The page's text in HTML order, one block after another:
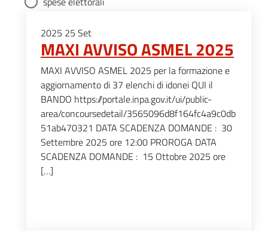
2025 25 Set
MAXI AVVISO ASMEL 2025
MAXI AVVISO ASMEL 2025 per la formazione e
aggiornamento di 37 elenchi di idonei QUI il
BANDO https://portale.inpa.gov.it/ui/public-
area/concoursedetail/3565096d8f164fc4a9c0db
51ab470321 DATA SCADENZA DOMANDE : 30
Settembre 2025 ore 12:00 PROROGA DATA
SCADENZA DOMANDE : 15 Ottobre 2025 ore
[…]